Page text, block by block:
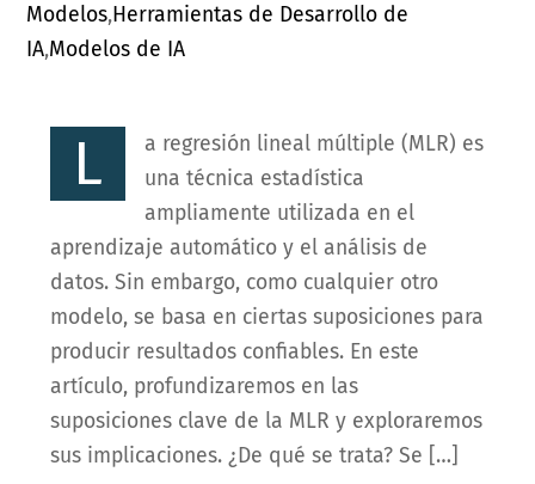
Modelos,Herramientas de Desarrollo de
IA,Modelos de IA
L
a regresión lineal múltiple (MLR) es
una técnica estadística
ampliamente utilizada en el
aprendizaje automático y el análisis de
datos. Sin embargo, como cualquier otro
modelo, se basa en ciertas suposiciones para
producir resultados confiables. En este
artículo, profundizaremos en las
suposiciones clave de la MLR y exploraremos
sus implicaciones. ¿De qué se trata? Se […]